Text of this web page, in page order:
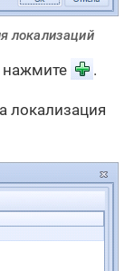
локализаций
нажмите .
локализация